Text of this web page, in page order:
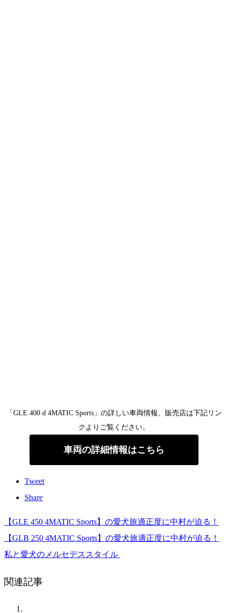
「GLE 400 d 4MATIC Sports」の詳しい車両情報、販売店は下記リン
クよりご覧ください。
車両の詳細情報はこちら
Tweet
Share
【GLE 450 4MATIC Sports】の愛犬旅適正度に中村が迫る！
【GLB 250 4MATIC Sports】の愛犬旅適正度に中村が迫る！
私と愛犬のメルセデススタイル
関連記事